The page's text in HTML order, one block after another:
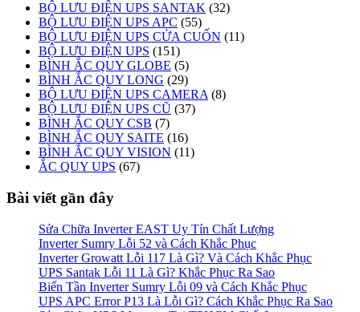
BỘ LƯU ĐIỆN UPS SANTAK (32)
BỘ LƯU ĐIỆN UPS APC (55)
BỘ LƯU ĐIỆN UPS CỬA CUỐN (11)
BỘ LƯU ĐIỆN UPS (151)
BÌNH ẮC QUY GLOBE (5)
BÌNH ẮC QUY LONG (29)
BỘ LƯU ĐIỆN UPS CAMERA (8)
BỘ LƯU ĐIỆN UPS CŨ (37)
BÌNH ẮC QUY CSB (7)
BÌNH ẮC QUY SAITE (16)
BÌNH ẮC QUY VISION (11)
ẮC QUY UPS (67)
Bài viết gần đây
Sửa Chữa Inverter EAST Uy Tín Chất Lượng
Inverter Sumry Lỗi 52 và Cách Khắc Phục
Inverter Growatt Lỗi 117 Là Gì? Và Cách Khắc Phục
UPS Santak Lỗi 11 Là Gì? Khắc Phục Ra Sao
Biến Tần Inverter Sumry Lỗi 09 và Cách Khắc Phục
UPS APC Error P13 Là Lỗi Gì? Cách Khắc Phục Ra Sao